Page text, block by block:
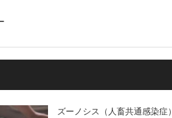
ズーノシス（人畜共通感染症）